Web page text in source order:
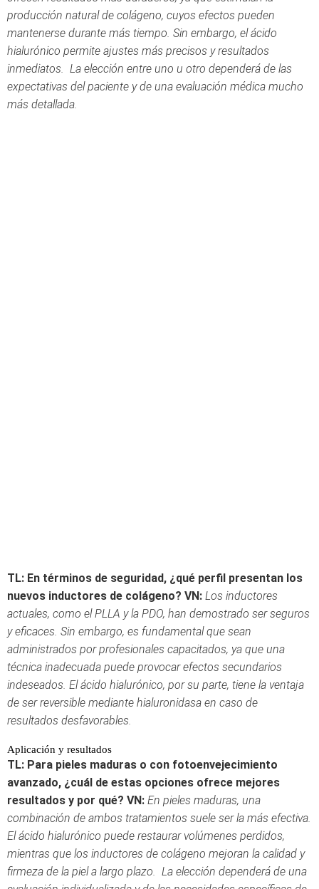
producción natural de colágeno, cuyos efectos pueden
mantenerse durante más tiempo. Sin embargo, el ácido
hialurónico permite ajustes más precisos y resultados
inmediatos. La elección entre uno u otro dependerá de las
expectativas del paciente y de una evaluación médica mucho
más detallada.
TL: En términos de seguridad, ¿qué perfil presentan los
nuevos inductores de colágeno? VN: Los inductores
actuales, como el PLLA y la PDO, han demostrado ser seguros
y eficaces. Sin embargo, es fundamental que sean
administrados por profesionales capacitados, ya que una
técnica inadecuada puede provocar efectos secundarios
indeseados. El ácido hialurónico, por su parte, tiene la ventaja
de ser reversible mediante hialuronidasa en caso de
resultados desfavorables.
Aplicación y resultados
TL: Para pieles maduras o con fotoenvejecimiento
avanzado, ¿cuál de estas opciones ofrece mejores
resultados y por qué? VN: En pieles maduras, una
combinación de ambos tratamientos suele ser la más efectiva.
El ácido hialurónico puede restaurar volúmenes perdidos,
mientras que los inductores de colágeno mejoran la calidad y
firmeza de la piel a largo plazo. La elección dependerá de una